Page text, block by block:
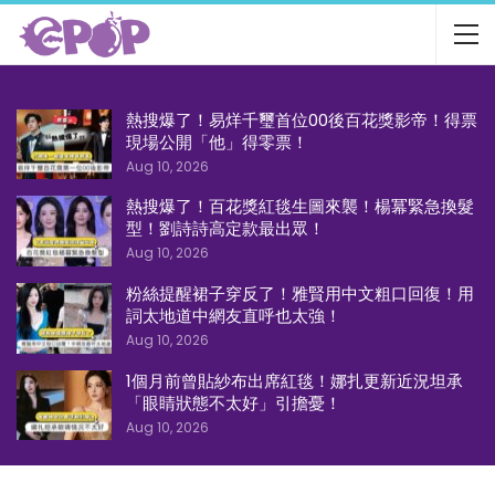
熱搜爆了！易烊千璽首位00後百花獎影帝！得票
現場公開「他」得零票！
Aug 10, 2026
熱搜爆了！百花獎紅毯生圖來襲！楊冪緊急換髮
型！劉詩詩高定款最出眾！
Aug 10, 2026
粉絲提醒裙子穿反了！雅賢用中文粗口回復！用
詞太地道中網友直呼也太強！
Aug 10, 2026
1個月前曾貼紗布出席紅毯！娜扎更新近況坦承
「眼睛狀態不太好」引擔憂！
Aug 10, 2026